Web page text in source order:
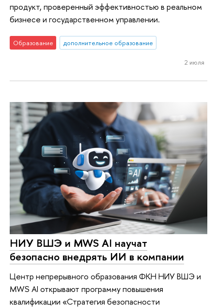
продукт, проверенный эффективностью в реальном
бизнесе и государственном управлении.
Образование дополнительное образование
2 июля
НИУ ВШЭ и MWS AI научат
безопасно внедрять ИИ в компании
Центр непрерывного образования ФКН НИУ ВШЭ и
MWS AI открывают программу повышения
квалификации «Стратегия безопасности